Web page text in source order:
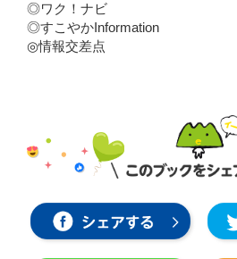
◎ワク！ナビ
◎すこやかInformation
◎情報交差点